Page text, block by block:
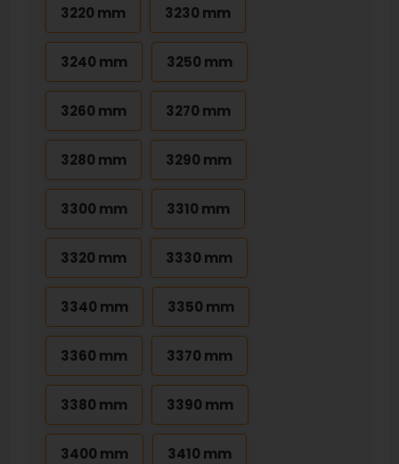
3220 mm 3230 mm
3240 mm 3250 mm
3260 mm 3270 mm
3280 mm 3290 mm
3300 mm 3310 mm
3320 mm 3330 mm
3340 mm 3350 mm
3360 mm 3370 mm
3380 mm 3390 mm
3400 mm 3410 mm